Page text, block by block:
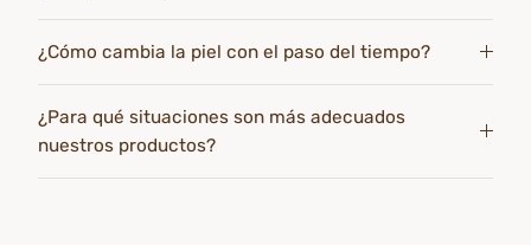
¿Cómo cambia la piel con el paso del tiempo?
¿Para qué situaciones son más adecuados
nuestros productos?